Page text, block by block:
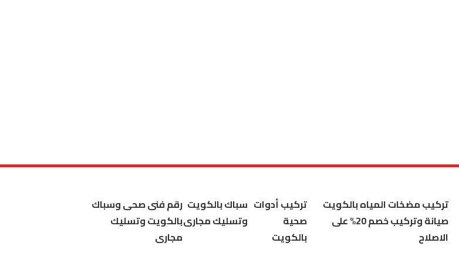
تركيب مضخات المياه بالكويت
صيانة وتركيب خصم 20% على
الاصلاح
تركيب أدوات
صحية
بالكويت
سباك بالكويت
وتسليك مجارى
رقم فنى صحى وسباك
بالكويت وتسليك
مجارى